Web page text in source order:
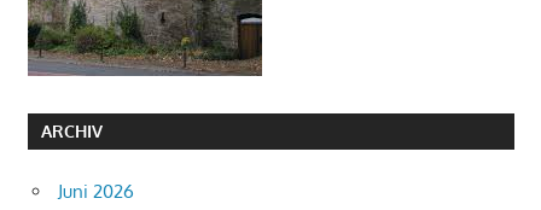
ARCHIV
Juni 2026